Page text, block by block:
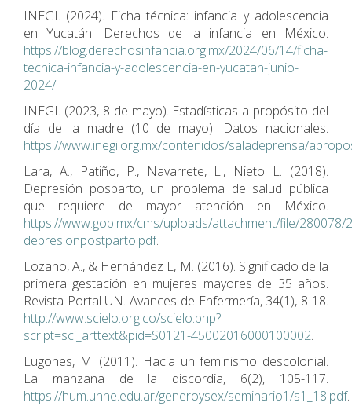
INEGI. (2024). Ficha técnica: infancia y adolescencia
en Yucatán. Derechos de la infancia en México.
https://blog.derechosinfancia.org.mx/2024/06/14/ficha-
tecnica-infancia-y-adolescencia-en-yucatan-junio-
2024/
INEGI. (2023, 8 de mayo). Estadísticas a propósito del
día de la madre (10 de mayo): Datos nacionales.
https://www.inegi.org.mx/contenidos/saladeprensa/
Lara, A., Patiño, P., Navarrete, L., Nieto L. (2018).
Depresión posparto, un problema de salud pública
que requiere de mayor atención en México.
https://www.gob.mx/cms/uploads/attachment/file/280078/
depresionpostparto.pdf.
Lozano, A., & Hernández L, M. (2016). Significado de la
primera gestación en mujeres mayores de 35 años.
Revista Portal UN. Avances de Enfermería, 34(1), 8-18.
http://www.scielo.org.co/scielo.php?
script=sci_arttext&pid=S0121-45002016000100002.
Lugones, M. (2011). Hacia un feminismo descolonial.
La manzana de la discordia, 6(2), 105-117.
https://hum.unne.edu.ar/generoysex/seminario1/s1_18.pdf.